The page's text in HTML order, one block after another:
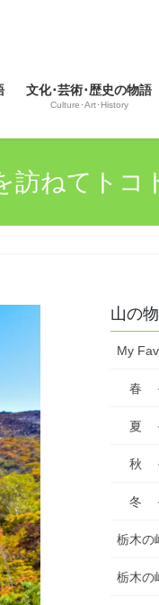
文化･芸術･歴史の物語
Culture･Art･History
ねてトコ
山の
My
春
夏
秋
冬
栃木
栃木